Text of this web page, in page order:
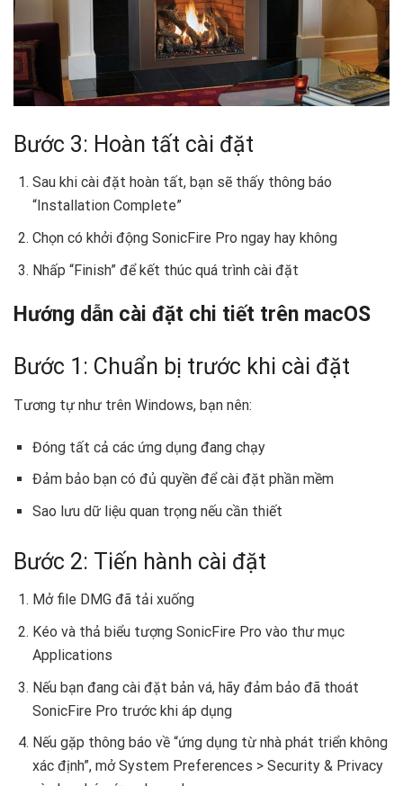
Bước 3: Hoàn tất cài đặt
Sau khi cài đặt hoàn tất, bạn sẽ thấy thông báo
“Installation Complete”
Chọn có khởi động SonicFire Pro ngay hay không
Nhấp “Finish” để kết thúc quá trình cài đặt
Hướng dẫn cài đặt chi tiết trên macOS
Bước 1: Chuẩn bị trước khi cài đặt
Tương tự như trên Windows, bạn nên:
Đóng tất cả các ứng dụng đang chạy
Đảm bảo bạn có đủ quyền để cài đặt phần mềm
Sao lưu dữ liệu quan trọng nếu cần thiết
Bước 2: Tiến hành cài đặt
Mở file DMG đã tải xuống
Kéo và thả biểu tượng SonicFire Pro vào thư mục
Applications
Nếu bạn đang cài đặt bản vá, hãy đảm bảo đã thoát
SonicFire Pro trước khi áp dụng
Nếu gặp thông báo về “ứng dụng từ nhà phát triển không
xác định”, mở System Preferences > Security & Privacy